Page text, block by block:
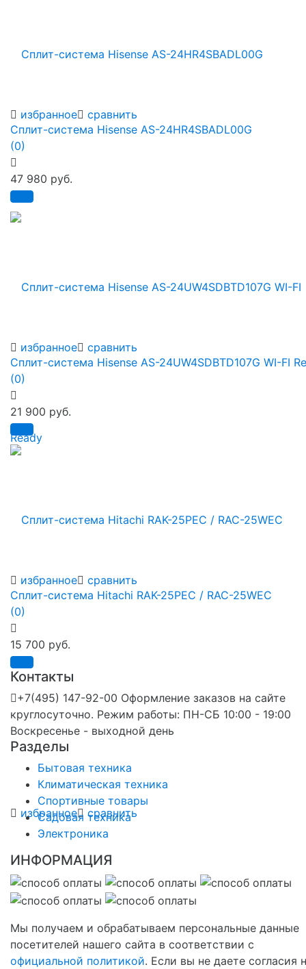
избранное сравнить
избранное сравнить
Сплит-система Hisense AS-24HR4SBADL00G
(0)
47 980 руб.
избранное сравнить
Сплит-система Hisense AS-24UW4SDBTD107G WI-FI
(0)
21 900 руб.
избранное сравнить
Сплит-система Hitachi RAK-25PEC / RAC-25WEC
(0)
15 700 руб.
Контакты
+7(495) 147-92-00 Оформление заказов на сайте
круглосуточно. Режим работы: ПН-СБ 10:00 - 19:00
Воскресенье - выходной день
Разделы
Бытовая техника
Климатическая техника
Спортивные товары
Садовая техника
Электроника
ИНФОРМАЦИЯ
Мы получаем и обрабатываем персональные данные
посетителей нашего сайта в соответствии с
официальной политикой. Если вы не даете согласия